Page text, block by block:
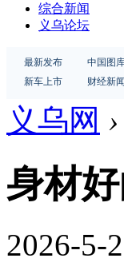
综合新闻
义乌论坛
最新发布 中国图
新车上市
财经新闻
义乌网 ›
身材
2026-5-